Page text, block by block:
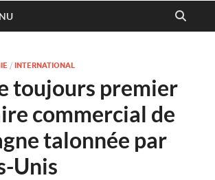
/ INTERNATIONAL
toujours premier
commercial de
talonnée par
Unis